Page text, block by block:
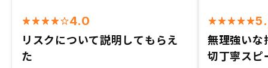
4.0
リスクについて説明してもらえ
た
無理強いな
切丁寧スピ